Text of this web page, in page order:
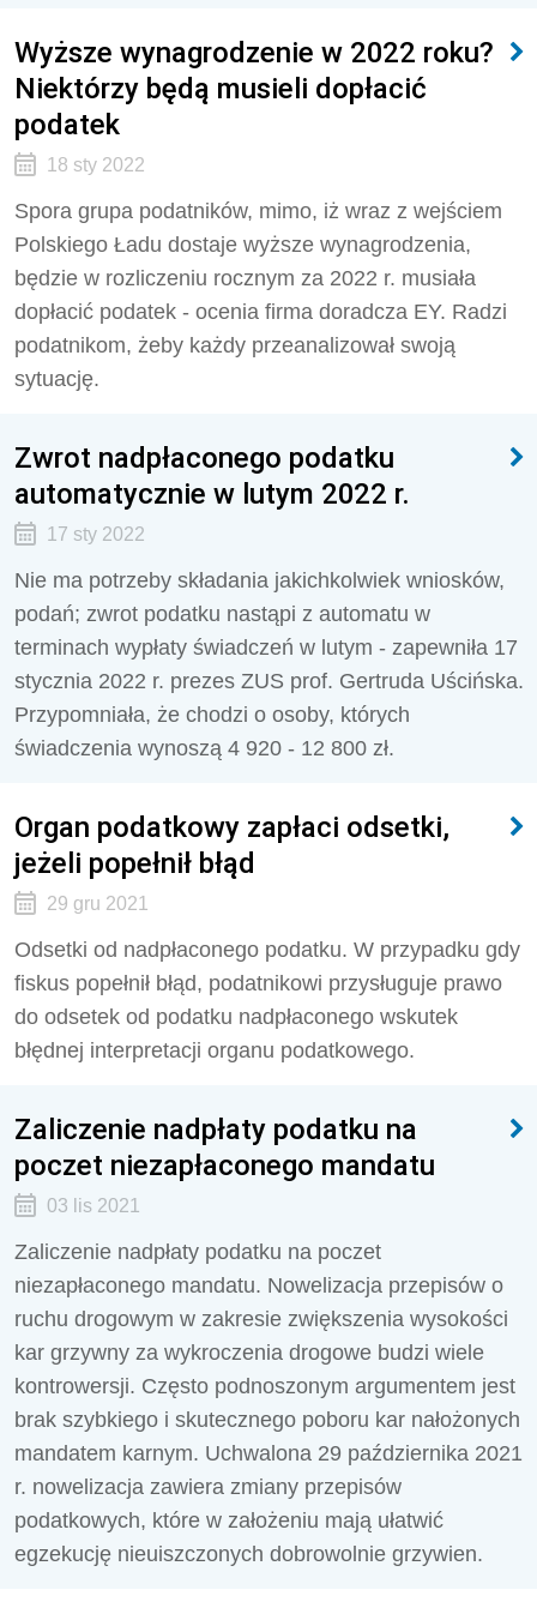
Wyższe wynagrodzenie w 2022 roku?
Niektórzy będą musieli dopłacić
podatek
18 sty 2022
Spora grupa podatników, mimo, iż wraz z wejściem
Polskiego Ładu dostaje wyższe wynagrodzenia,
będzie w rozliczeniu rocznym za 2022 r. musiała
dopłacić podatek - ocenia firma doradcza EY. Radzi
podatnikom, żeby każdy przeanalizował swoją
sytuację.
Zwrot nadpłaconego podatku
automatycznie w lutym 2022 r.
17 sty 2022
Nie ma potrzeby składania jakichkolwiek wniosków,
podań; zwrot podatku nastąpi z automatu w
terminach wypłaty świadczeń w lutym - zapewniła 17
stycznia 2022 r. prezes ZUS prof. Gertruda Uścińska.
Przypomniała, że chodzi o osoby, których
świadczenia wynoszą 4 920 - 12 800 zł.
Organ podatkowy zapłaci odsetki,
jeżeli popełnił błąd
29 gru 2021
Odsetki od nadpłaconego podatku. W przypadku gdy
fiskus popełnił błąd, podatnikowi przysługuje prawo
do odsetek od podatku nadpłaconego wskutek
błędnej interpretacji organu podatkowego.
Zaliczenie nadpłaty podatku na
poczet niezapłaconego mandatu
03 lis 2021
Zaliczenie nadpłaty podatku na poczet
niezapłaconego mandatu. Nowelizacja przepisów o
ruchu drogowym w zakresie zwiększenia wysokości
kar grzywny za wykroczenia drogowe budzi wiele
kontrowersji. Często podnoszonym argumentem jest
brak szybkiego i skutecznego poboru kar nałożonych
mandatem karnym. Uchwalona 29 października 2021
r. nowelizacja zawiera zmiany przepisów
podatkowych, które w założeniu mają ułatwić
egzekucję nieuiszczonych dobrowolnie grzywien.